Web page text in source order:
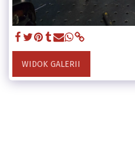
WIDOK GALERII